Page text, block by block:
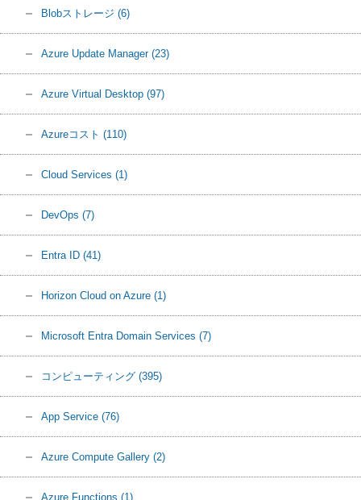
Blobストレージ (6)
Azure Update Manager (23)
Azure Virtual Desktop (97)
Azureコスト (110)
Cloud Services (1)
DevOps (7)
Entra ID (41)
Horizon Cloud on Azure (1)
Microsoft Entra Domain Services (7)
コンピューティング (395)
App Service (76)
Azure Compute Gallery (2)
Azure Functions (1)